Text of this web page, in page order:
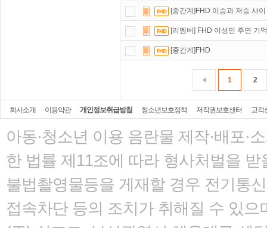
[중간계]FHD 이승과 저승 사이
[리멤버] FHD 이성민 주연 기
[중간계]FHD
1 2
회사소개 이용약관 개인정보취급방침 청소년보호정책 저작권보호센터 고객
아동·청소년 이용 음란물 제작·배포·
한 법률 제11조에 따라 형사처벌을 받
불법촬영물등을 게재할 경우 전기통
접속차단 등의 조치가 취해질 수 있으